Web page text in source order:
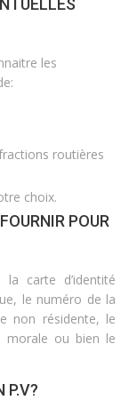
les
routières
choix.
POUR
carte d’identité
le numéro de la
non résidente, le
morale ou bien le
P.V?